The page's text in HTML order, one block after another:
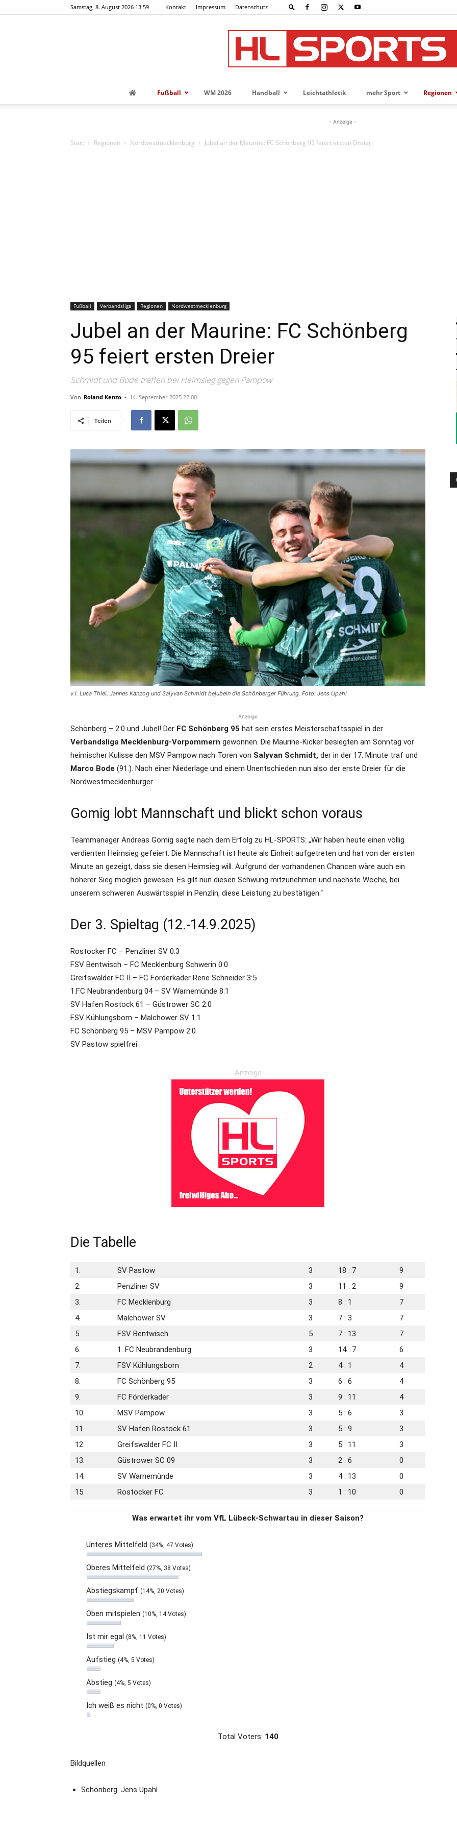
Samstag, 8. August 2026 13:59 Kontakt Impressum Datenschutz
die
Region
Lübeck
Fußball WM 2026 Handball Leichtathletik mehr Sport Regionen
- Anzeige -
Start Regionen Nordwestmecklenburg Jubel an der Maurine: FC Schönberg 95 feiert ersten Dreier
Fußball Verbandsliga Regionen Nordwestmecklenburg
Jubel an der Maurine: FC Schönberg
95 feiert ersten Dreier
Schmidt und Bode treffen bei Heimsieg gegen Pampow
Von Roland Kenzo - 14. September 2025 22:00
Teilen
v.l. Luca Thiel, Jannes Kanzog und Salyvan Schmidt bejubeln die Schönberger Führung. Foto: Jens Upahl
Anzeige
Schönberg – 2:0 und Jubel! Der FC Schönberg 95 hat sein erstes Meisterschaftsspiel in der
Verbandsliga Mecklenburg-Vorpommern gewonnen. Die Maurine-Kicker besiegten am Sonntag vor
heimischer Kulisse den MSV Pampow nach Toren von Salyvan Schmidt, der in der 17. Minute traf und
Marco Bode (91.). Nach einer Niederlage und einem Unentschieden nun also der erste Dreier für die
Nordwestmecklenburger.
Gomig lobt Mannschaft und blickt schon voraus
Teammanager Andreas Gomig sagte nach dem Erfolg zu HL-SPORTS: „Wir haben heute einen völlig
verdienten Heimsieg gefeiert. Die Mannschaft ist heute als Einheit aufgetreten und hat von der ersten
Minute an gezeigt, dass sie diesen Heimsieg will. Aufgrund der vorhandenen Chancen wäre auch ein
höherer Sieg möglich gewesen. Es gilt nun diesen Schwung mitzunehmen und nächste Woche, bei
unserem schweren Auswärtsspiel in Penzlin, diese Leistung zu bestätigen.“
Der 3. Spieltag (12.-14.9.2025)
Rostocker FC – Penzliner SV 0:3
FSV Bentwisch – FC Mecklenburg Schwerin 0:0
Greifswalder FC II – FC Förderkader Rene Schneider 3:5
1.FC Neubrandenburg 04 – SV Warnemünde 8:1
SV Hafen Rostock 61 – Güstrower SC 2:0
FSV Kühlungsborn – Malchower SV 1:1
FC Schönberg 95 – MSV Pampow 2:0
SV Pastow spielfrei
Anzeige
Die Tabelle
1. SV Pastow 3 18 : 7
9
2.
Penzliner SV 3 11 : 2
9
3.
FC Mecklenburg 3 8 : 1
7
4.
Malchower SV 3 7 : 3
7
5.
FSV Bentwisch 5 7 : 13
7
6.
1. FC Neubrandenburg 3 14 : 7
6
7.
FSV Kühlungsborn 2 4 : 1
4
8.
FC Schönberg 95 3 6 : 6
4
9.
FC Förderkader 3 9 : 11
4
10.
MSV Pampow 3 5 : 6
3
11.
SV Hafen Rostock 61 3 5 : 9
3
12.
Greifswalder FC II 3 5 : 11
3
13.
Güstrower SC 09 3 2 : 6
0
14.
SV Warnemünde 3 4 : 13
0
15.
Rostocker FC 3 1 : 10 0
Was erwartet ihr vom VfL Lübeck-Schwartau in dieser Saison?
Unteres Mittelfeld (34%, 47 Votes)
Oberes Mittelfeld (27%, 38 Votes)
Abstiegskampf (14%, 20 Votes)
Oben mitspielen (10%, 14 Votes)
Ist mir egal (8%, 11 Votes)
Aufstieg (4%, 5 Votes)
Abstieg (4%, 5 Votes)
Ich weiß es nicht (0%, 0 Votes)
Total Voters: 140
Bildquellen
Schönberg: Jens Upahl